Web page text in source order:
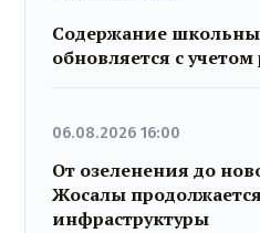
Содержание
обновляется с
06.08.2026 16:00
От озеленения до
Жосалы
инфраструктуры